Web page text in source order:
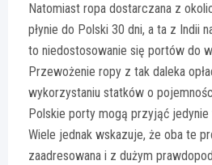
Natomiast ropa dostarczana z
płynie do Polski 30 dni, a ta z Indii
to niedostosowanie się portów do
Przewożenie ropy z tak daleka
wykorzystaniu statków o
Polskie porty mogą przyjąć
Wiele jednak wskazuje, że oba te
zaadresowana i z dużym